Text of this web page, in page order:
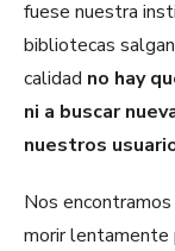
fuese nuestra
bibliotecas
calidad no hay
ni a buscar
nuestros
Nos
morir lentamente